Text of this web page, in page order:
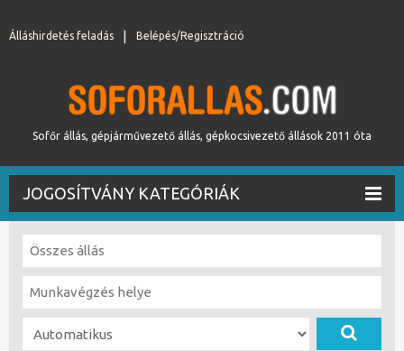
Belépés/Regisztráció
Álláshirdetés feladás
Sofőr állás, gépjárművezető állás, gépkocsivezető állások 2011 óta
JOGOSÍTVÁNY KATEGÓRIÁK